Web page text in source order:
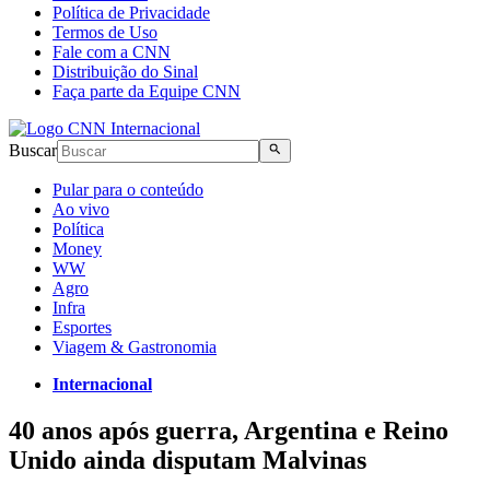
Política de Privacidade
Termos de Uso
Fale com a CNN
Distribuição do Sinal
Faça parte da Equipe CNN
Buscar
Pular para o conteúdo
Ao vivo
Política
Money
WW
Agro
Infra
Esportes
Viagem & Gastronomia
Internacional
40 anos após guerra, Argentina e Reino
Unido ainda disputam Malvinas